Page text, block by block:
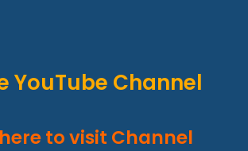
YouTube Channel
to visit Channel